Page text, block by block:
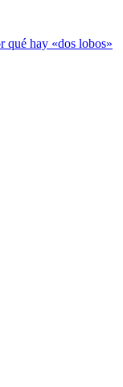
qué hay «dos lobos»